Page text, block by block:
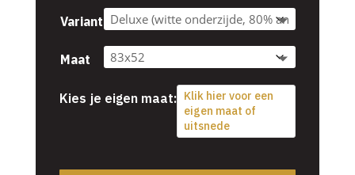
Variant
Maat
Kies je eigen maat: Klik hier voor een
eigen maat of
uitsnede